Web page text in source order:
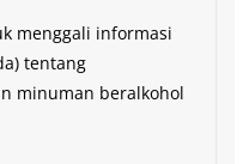
menggali informasi
tentang
minuman beralkohol